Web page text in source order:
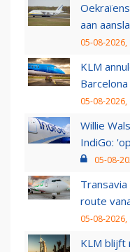
aan
05-08-2026,
KLM
05-08-2026,
Willie
IndiGo:
05-08-
route
05-08-2026,
KLM blijft